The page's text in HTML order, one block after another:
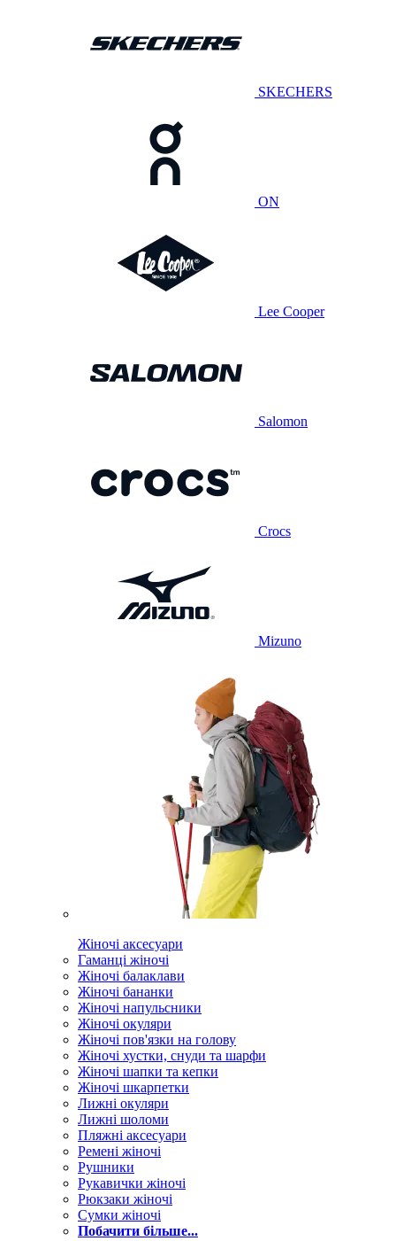
SKECHERS
ON
Lee Cooper
Salomon
Crocs
Mizuno
Жіночі аксесуари
Гаманці жіночі
Жіночі балаклави
Жіночі бананки
Жіночі напульсники
Жіночі окуляри
Жіночі пов'язки на голову
Жіночі хустки, снуди та шарфи
Жіночі шапки та кепки
Жіночі шкарпетки
Лижні окуляри
Лижні шоломи
Пляжні аксесуари
Ремені жіночі
Рушники
Рукавички жіночі
Рюкзаки жіночі
Сумки жіночі
Побачити більше...